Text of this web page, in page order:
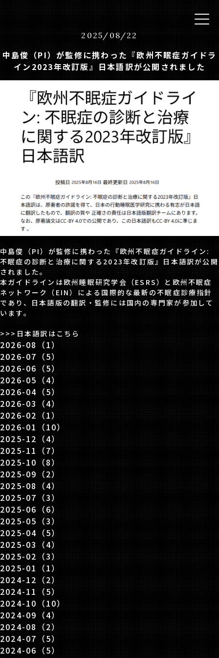
2025/ 08/22
中島俊（PI）が監修に携わった『欧州不眠症ガイドラ
イン2023年改訂版』日本語訳が公開されました
中島俊（PI）が監修に携わった『欧州不眠症ガイドライン:
不眠症の診断と治療に関する2023年改訂版』日本語訳が公開
されました。
本ガイドラインは欧州睡眠研究学会（ESRS）と欧州不眠症
ネットワーク（EIN）による国際的な最新の不眠症診療指針
であり、日本語版の翻訳・監修には国内の専門家が参加して
います。
>>> 日本語訳はこちら
2026-08（1）
2026-07（5）
2026-06（5）
2026-05（4）
2026-04（5）
2026-03（4）
2026-02（1）
2026-01（10）
2025-12（4）
2025-11（7）
2025-10（8）
2025-09（2）
2025-08（4）
2025-07（3）
2025-06（6）
2025-05（3）
2025-04（5）
2025-03（4）
2025-02（3）
2025-01（1）
2024-12（2）
2024-11（5）
2024-10（10）
2024-09（4）
2024-08（2）
2024-07（5）
2024-06（5）